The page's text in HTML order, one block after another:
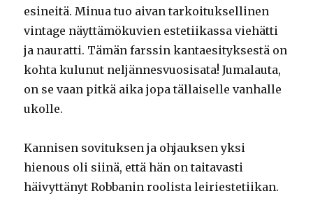
esineitä. Minua tuo aivan tarkoituksellinen
vintage näyttämökuvien estetiikassa viehätti
ja nauratti. Tämän farssin kantaesityksestä on
kohta kulunut neljännesvuosisata! Jumalauta,
on se vaan pitkä aika jopa tällaiselle vanhalle
ukolle.
Kannisen sovituksen ja ohjauksen yksi
hienous oli siinä, että hän on taitavasti
häivyttänyt Robbanin roolista leiriestetiikan.